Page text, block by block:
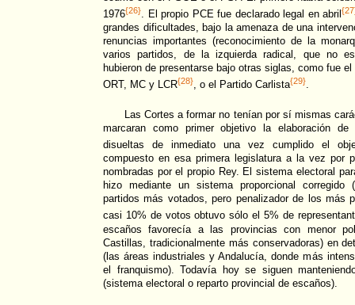
1976{26}. El propio PCE fue declarado legal en abril
grandes dificultades, bajo la amenaza de una
renuncias importantes (reconocimiento de la
varios partidos, de la izquierda radical, que no
hubieron de presentarse bajo otras siglas, como fue
ORT, MC y LCR{28}, o el Partido Carlista{29}.
Las Cortes a formar no tenían por sí mismas
marcaran como primer objetivo la elaboración
disueltas de inmediato una vez cumplido el
compuesto en esa primera legislatura a la vez por
nombradas por el propio Rey. El sistema electoral
hizo mediante un sistema proporcional corregido
partidos más votados, pero penalizador de los más
casi 10% de votos obtuvo sólo el 5% de
escaños favorecía a las provincias con menor
Castillas, tradicionalmente más conservadoras) en
(las áreas industriales y Andalucía, donde más
el franquismo). Todavía hoy se siguen
(sistema electoral o reparto provincial de escaños).